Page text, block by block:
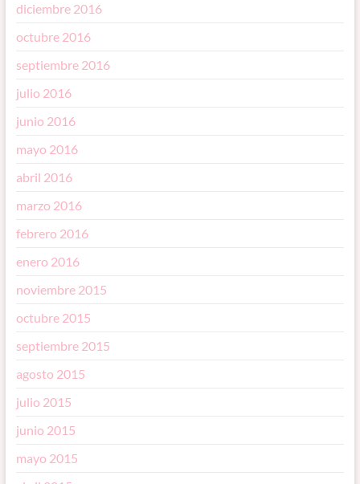
diciembre 2016
octubre 2016
septiembre 2016
julio 2016
junio 2016
mayo 2016
abril 2016
marzo 2016
febrero 2016
enero 2016
noviembre 2015
octubre 2015
septiembre 2015
agosto 2015
julio 2015
junio 2015
mayo 2015